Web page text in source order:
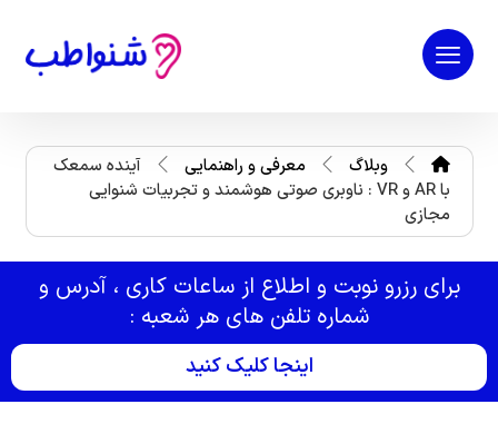
وبلاگ معرفی و راهنمایی
آینده سمعک
با AR و VR : ناوبری صوتی هوشمند و تجربیات شنوایی
مجازی
برای رزرو نوبت و اطلاع از ساعات کاری ، آدرس و
شماره تلفن های هر شعبه :
اینجا کلیک کنید